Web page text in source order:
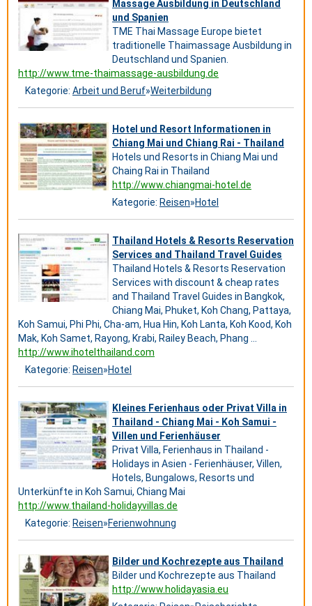
Massage Ausbildung in Deutschland
und Spanien
TME Thai Massage Europe bietet
traditionelle Thaimassage Ausbildung in
Deutschland und Spanien.
http://www.tme-thaimassage-ausbildung.de
Kategorie: Arbeit und Beruf»Weiterbildung
Hotel und Resort Informationen in
Chiang Mai und Chiang Rai - Thailand
Hotels und Resorts in Chiang Mai und
Chaing Rai in Thailand
http://www.chiangmai-hotel.de
Kategorie: Reisen»Hotel
Thailand Hotels & Resorts Reservation
Services and Thailand Travel Guides
Thailand Hotels & Resorts Reservation
Services with discount & cheap rates
and Thailand Travel Guides in Bangkok,
Chiang Mai, Phuket, Koh Chang, Pattaya,
Koh Samui, Phi Phi, Cha-am, Hua Hin, Koh Lanta, Koh Kood, Koh
Mak, Koh Samet, Rayong, Krabi, Railey Beach, Phang ...
http://www.ihotelthailand.com
Kategorie: Reisen»Hotel
Kleines Ferienhaus oder Privat Villa in
Thailand - Chiang Mai - Koh Samui -
Villen und Ferienhäuser
Privat Villa, Ferienhaus in Thailand -
Holidays in Asien - Ferienhäuser, Villen,
Hotels, Bungalows, Resorts und
Unterkünfte in Koh Samui, Chiang Mai
http://www.thailand-holidayvillas.de
Kategorie: Reisen»Ferienwohnung
Bilder und Kochrezepte aus Thailand
Bilder und Kochrezepte aus Thailand
http://www.holidayasia.eu